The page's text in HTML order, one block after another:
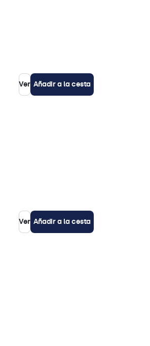
Ver Añadir a la cesta
Ver Añadir a la cesta